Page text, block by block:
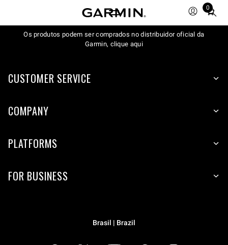
0
Total
items
in
Os produtos podem ser comprados no distribuidor oficial da
Garmin, clique aqui
CUSTOMER SERVICE
COMPANY
PLATFORMS
FOR BUSINESS
Brasil | Brazil